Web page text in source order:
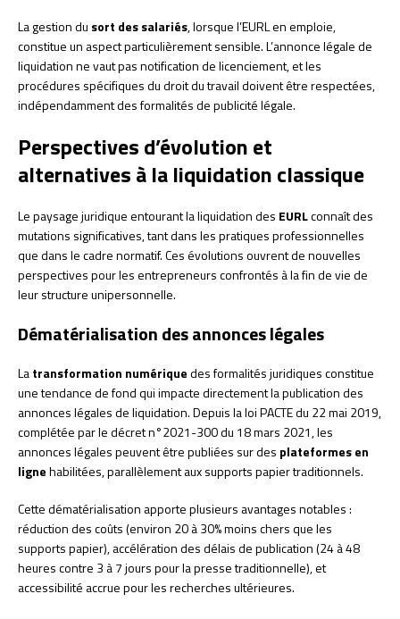
La gestion du sort des salariés, lorsque l’EURL en emploie,
constitue un aspect particulièrement sensible. L’annonce légale de
liquidation ne vaut pas notification de licenciement, et les
procédures spécifiques du droit du travail doivent être respectées,
indépendamment des formalités de publicité légale.
Perspectives d’évolution et
alternatives à la liquidation classique
Le paysage juridique entourant la liquidation des EURLconnaît des
mutations significatives, tant dans les pratiques professionnelles
que dans le cadre normatif. Ces évolutions ouvrent de nouvelles
perspectives pour les entrepreneurs confrontés à la fin de vie de
leur structure unipersonnelle.
Dématérialisation des annonces légales
Latransformation numériquedes formalités juridiques constitue
une tendance de fond qui impacte directement la publication des
annonces légales de liquidation. Depuis la loi PACTE du 22 mai 2019,
complétée par le décret n°2021-300 du 18 mars 2021, les
annonces légales peuvent être publiées sur des plateformes en
lignehabilitées, parallèlement aux supports papier traditionnels.
Cette dématérialisation apporte plusieurs avantages notables :
réduction des coûts (environ 20 à 30% moins chers que les
supports papier), accélération des délais de publication (24 à 48
heures contre 3 à 7 jours pour la presse traditionnelle), et
accessibilité accrue pour les recherches ultérieures.